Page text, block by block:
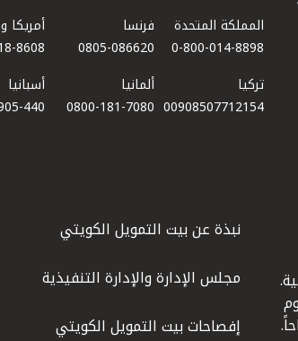
المملكة المتحدة
0-800-014-8898
فرنسا
0805-086620
أمريكا
8608
تركيا
00908507712154​
ألمانيا
0800-181-7080
أسبانيا
440
واليوم
نبذة عن بيت التمويل الكويتي
مجلس الإدارة والإدارة التنفيذية
إفصاحات بيت التمويل الكويتي